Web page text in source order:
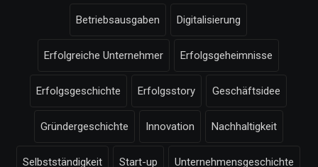
Betriebsausgaben Digitalisierung
Erfolgreiche Unternehmer Erfolgsgeheimnisse
Erfolgsgeschichte Erfolgsstory Geschäftsidee
Gründergeschichte Innovation Nachhaltigkeit
Selbstständigkeit Start-up Unternehmensgeschichte